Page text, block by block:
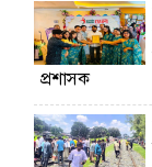
প্রশাসক